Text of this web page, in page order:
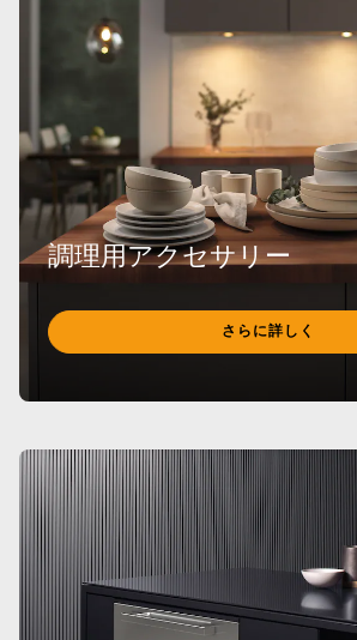
調理用アクセサリー
さらに詳しく